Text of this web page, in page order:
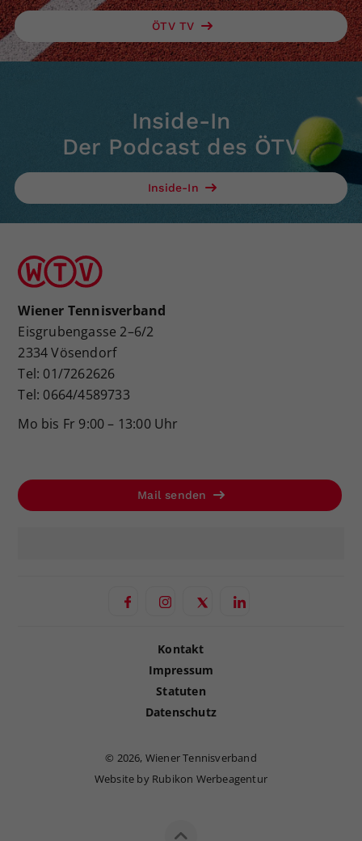
ÖTV TV
Inside-In
Der Podcast des ÖTV
Inside-In
Wiener Tennisverband
Eisgrubengasse 2–6/2
2334 Vösendorf
Tel: 01/7262626
Tel: 0664/4589733
Mo bis Fr 9:00 – 13:00 Uhr
Mail senden
Kontakt
Impressum
Statuten
Datenschutz
© 2026, Wiener Tennisverband
Website by Rubikon Werbeagentur